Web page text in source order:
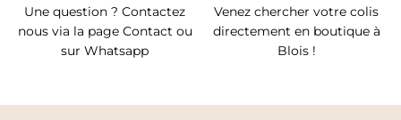
Une question ? Contactez
nous via la page Contact ou
sur Whatsapp
Venez chercher votre colis
directement en boutique à
Blois !